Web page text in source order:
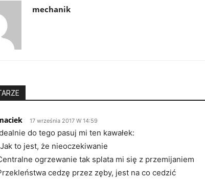
mechanik
17 września 2017 W 14:59
do tego pasuj mi ten kawałek:
to jest, że nieoczekiwanie
ogrzewanie tak splata mi się z przemijaniem
cedzę przez zęby, jest na co cedzić